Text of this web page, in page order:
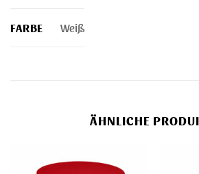
FARBE Weiß
ÄHNLICHE